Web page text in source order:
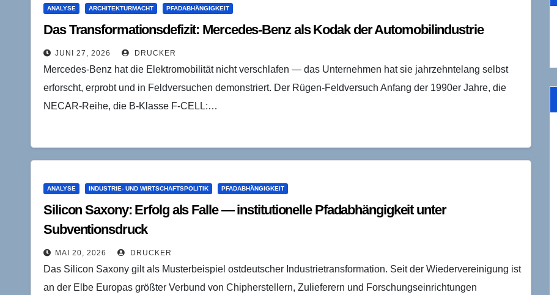
ANALYSE ARCHITEKTURMACHT PFADABHÄNGIGKEIT
Das Transformationsdefizit: Mercedes-Benz als Kodak der Automobilindustrie
JUNI 27, 2026 DRUCKER
Mercedes-Benz hat die Elektromobilität nicht verschlafen — das Unternehmen hat sie jahrzehntelang selbst
erforscht, erprobt und in Feldversuchen demonstriert. Der Rügen-Feldversuch Anfang der 1990er Jahre, die
NECAR-Reihe, die B-Klasse F-CELL:…
ANALYSE INDUSTRIE- UND WIRTSCHAFTSPOLITIK PFADABHÄNGIGKEIT
Silicon Saxony: Erfolg als Falle — institutionelle Pfadabhängigkeit unter
Subventionsdruck
MAI 20, 2026 DRUCKER
Das Silicon Saxony gilt als Musterbeispiel ostdeutscher Industrietransformation. Seit der Wiedervereinigung ist
an der Elbe Europas größter Verbund von Chipherstellern, Zulieferern und Forschungseinrichtungen